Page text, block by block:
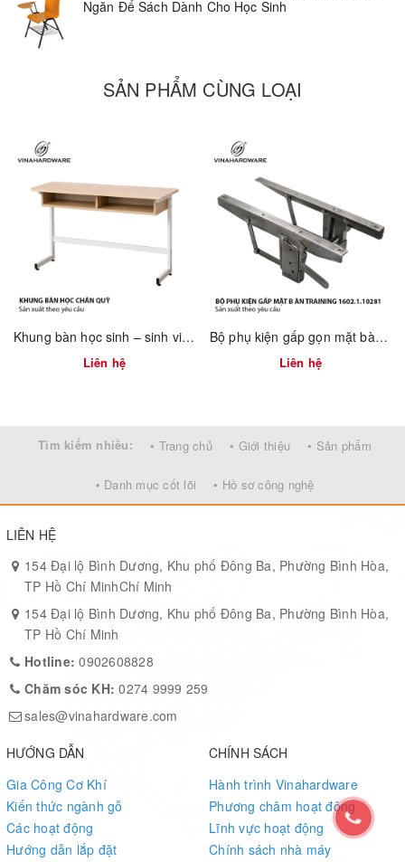
sách dưới ghế là giải pháp lưu trữ thông minh cho sách giáo khoa
và các vật dụng cần thiết.
chiếc ghế này tối ưu hóa không gian đồng thời thúc đẩy năng
Vinahardware để sở hữu những sản phẩm nội thất học sinh chất
Ghế Học Sinh Có Bàn Viết Chất
Lượng Cao Vinahardware - Alibaba (click tại
Giá để sách dưới ghế:
cung cấp không gian lưu trữ cho
sách vở và các vật dụng cần thiết.
Ngăn Để Sách Dành Cho Học Sinh
SẢN PHẨM CÙNG LOẠI
Khung bàn học sinh – sinh viên 750mm tháo ráp nhanh Vinahardware 2300.1.34805
Liên hệ
Bộ phụ kiện gấp gọn mặt bàn training 1602.1.10281
Liên hệ
Tìm kiếm nhiều: • Trang chủ • Giới thiệu • Sản phẩm
• Danh mục cốt lõi • Hồ sơ công nghệ
LIÊN HỆ
154 Đại lộ Bình Dương, Khu phố Đông Ba, Phường Bình Hòa,
TP Hồ Chí MinhChí Minh
154 Đại lộ Bình Dương, Khu phố Đông Ba, Phường Bình Hòa,
TP Hồ Chí Minh
Hotline:0902608828
Chăm sóc KH:0274 9999 259
sales@vinahardware.com
HƯỚNG DẪN
Gia Công Cơ Khí
Kiến thức ngành gỗ
Các hoạt động
Hướng dẫn lắp đặt
CHÍNH SÁCH
Hành trình Vinahardware
Phương châm hoạt động
Lĩnh vực hoạt động
Chính sách nhà máy